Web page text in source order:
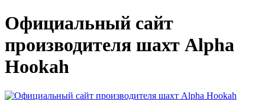
Официальный сайт
производителя шахт Alpha
Hookah